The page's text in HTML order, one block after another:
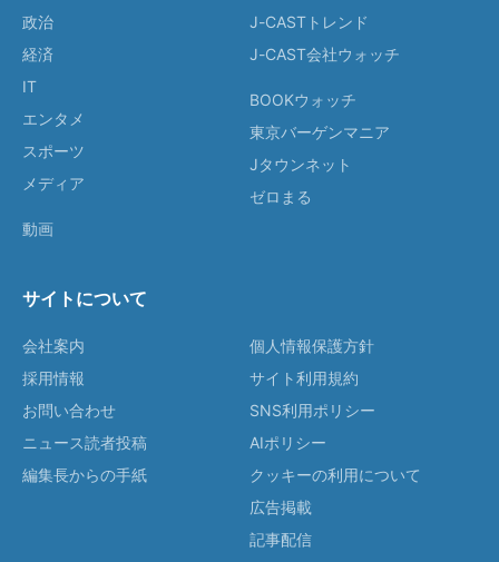
政治
経済
IT
エンタメ
スポーツ
メディア
動画
J-CASTトレンド
J-CAST会社ウォッチ
BOOKウォッチ
東京バーゲンマニア
Jタウンネット
ゼロまる
サイトについて
会社案内
採用情報
お問い合わせ
ニュース読者投稿
編集長からの手紙
個人情報保護方針
サイト利用規約
SNS利用ポリシー
AIポリシー
クッキーの利用について
広告掲載
記事配信